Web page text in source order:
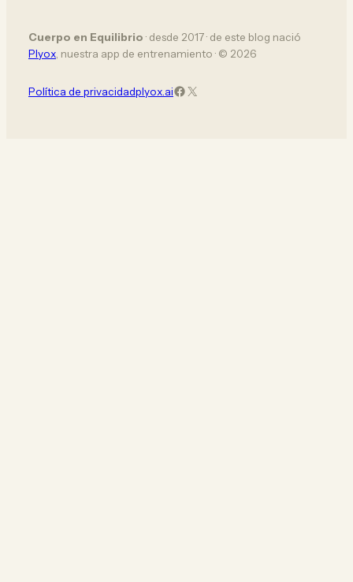
Cuerpo en Equilibrio · desde 2017 · de este blog nació
Plyox , nuestra app de entrenamiento · © 2026
Política de privacidadplyox.aiFacebook
X (Twitter)